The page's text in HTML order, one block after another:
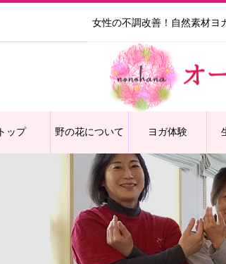
女性の不調改善！自然素材
トップ 野の花について ヨガ体験